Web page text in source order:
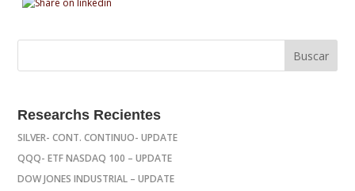
Researchs Recientes
SILVER- CONT. CONTINUO- UPDATE
QQQ- ETF NASDAQ 100 – UPDATE
DOW JONES INDUSTRIAL – UPDATE